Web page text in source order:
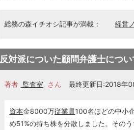
総務の森イチオシ記事が満載： 経営
反対派についた顧問弁護士につい
著者 監査室 さん 最終更新日:2018年
資本金8000万従業員100名ほどの中小
め51%の持ち株を分散しました。その